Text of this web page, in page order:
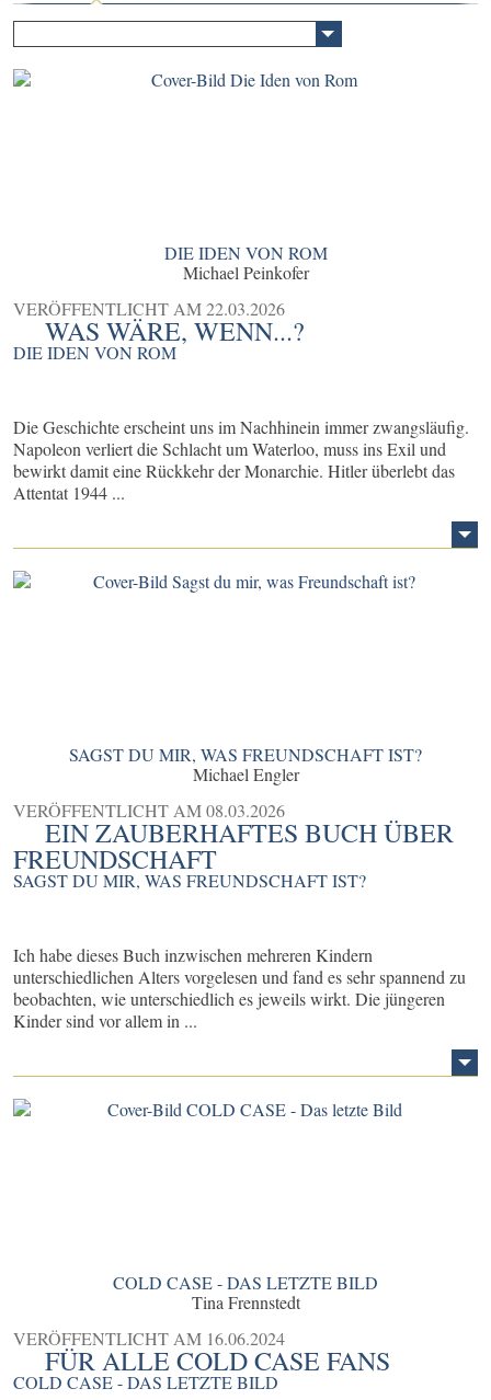
DIE IDEN VON ROM
Michael Peinkofer
VERÖFFENTLICHT AM22.03.2026
WAS WÄRE, WENN...?
DIE IDEN VON ROM
Die Geschichte erscheint uns im Nachhinein immer zwangsläufig.
Napoleon verliert die Schlacht um Waterloo, muss ins Exil und
bewirkt damit eine Rückkehr der Monarchie. Hitler überlebt das
Attentat 1944 ...
SAGST DU MIR, WAS FREUNDSCHAFT IST?
Michael Engler
VERÖFFENTLICHT AM08.03.2026
EIN ZAUBERHAFTES BUCH ÜBER
FREUNDSCHAFT
SAGST DU MIR, WAS FREUNDSCHAFT IST?
Ich habe dieses Buch inzwischen mehreren Kindern
unterschiedlichen Alters vorgelesen und fand es sehr spannend zu
beobachten, wie unterschiedlich es jeweils wirkt. Die jüngeren
Kinder sind vor allem in ...
COLD CASE - DAS LETZTE BILD
Tina Frennstedt
VERÖFFENTLICHT AM 16.06.2024
FÜR ALLE COLD CASE FANS
COLD CASE - DAS LETZTE BILD